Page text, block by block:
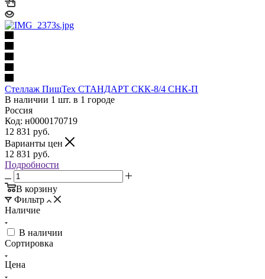
Стеллаж ПищТех СТАНДАРТ СКК-8/4 СНК-П
В наличии 1 шт. в 1 городе
Россия
Код: н0000170719
12 831 руб.
Варианты цен
12 831 руб.
Подробности
В корзину
Фильтр
Наличие
В наличии
Сортировка
Цена